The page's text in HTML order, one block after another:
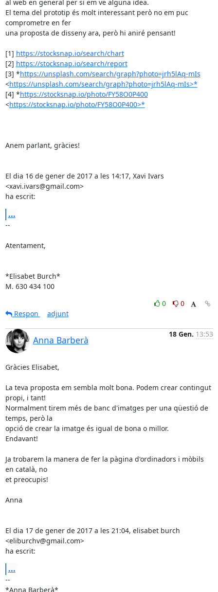
al web en general per si em ve alguna idea.
El tema del prototip és molt interessant però no em puc
comprometre en fer
una proposta de disseny ara, però hi aniré pensant!
[1] https://stocksnap.io/search/chart
[2] https://stocksnap.io/search/report
[3] *https://unsplash.com/search/graph?photo=jrh5lAq-mIs
<https://unsplash.com/search/graph?photo=jrh5lAq-mIs>*
[4] *https://stocksnap.io/photo/FY58O0P400
<https://stocksnap.io/photo/FY58O0P400>*
Anem parlant, gràcies!
El dia 16 de gener de 2017 a les 14:17, Xavi Ivars
<xavi.ivars@gmail.com>
ha escrit:
...
--
Atentament,
*Elisabet Burch*
M. 630 434 100
0
0
Respon
adjunt
Anna Barberà
18 Gen. 13:53
Gràcies Elisabet,
La teva proposta em sembla molt bona. Podem crear contingut
propi, i tant!
Normalment tirem més de banc d'imatges per una qüestió de
temps, però la
opció de crear la imatge és igual de bona o millor.
Endavant!
Ja trobarem la manera de fer la pàgina d'ordinadors i mòbils
en català, no
et preocupis!
Anna
El dia 17 de gener de 2017 a les 21:04, elisabet burch
<eliburchv@gmail.com>
ha escrit:
...
--
*Anna Barberà*